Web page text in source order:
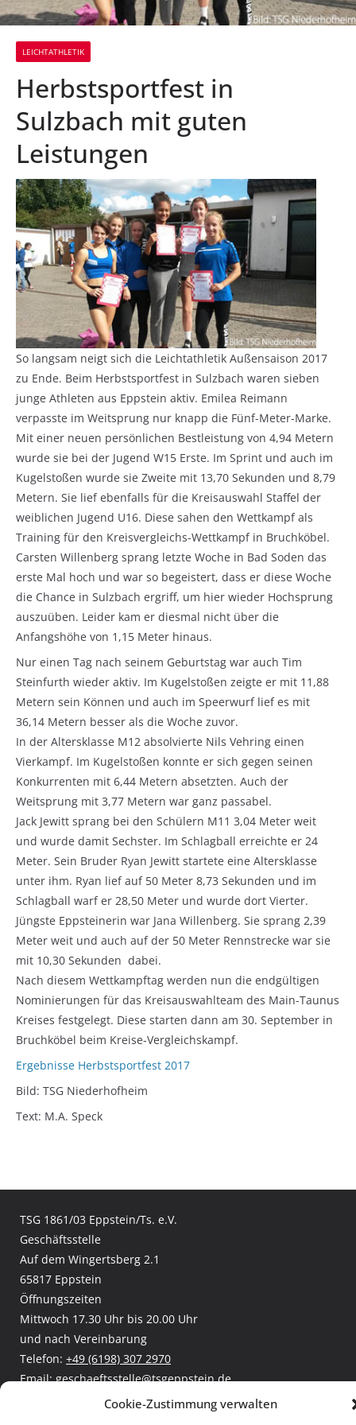
Cookie-Zustimmung verwalten
LEICHTATHLETIK
Herbstsportfest in
Sulzbach mit guten
Leistungen
So langsam neigt sich die Leichtathletik Außensaison 2017
zu Ende. Beim Herbstsportfest in Sulzbach waren sieben
junge Athleten aus Eppstein aktiv. Emilea Reimann
verpasste im Weitsprung nur knapp die Fünf-Meter-Marke.
Mit einer neuen persönlichen Bestleistung von 4,94 Metern
wurde sie bei der Jugend W15 Erste. Im Sprint und auch im
Kugelstoßen wurde sie Zweite mit 13,70 Sekunden und 8,79
Metern. Sie lief ebenfalls für die Kreisauswahl Staffel der
weiblichen Jugend U16. Diese sahen den Wettkampf als
Training für den Kreisvergleichs-Wettkampf in Bruchköbel.
Carsten Willenberg sprang letzte Woche in Bad Soden das
erste Mal hoch und war so begeistert, dass er diese Woche
die Chance in Sulzbach ergriff, um hier wieder Hochsprung
auszuüben. Leider kam er diesmal nicht über die
Anfangshöhe von 1,15 Meter hinaus.
Nur einen Tag nach seinem Geburtstag war auch Tim
Steinfurth wieder aktiv. Im Kugelstoßen zeigte er mit 11,88
Metern sein Können und auch im Speerwurf lief es mit
36,14 Metern besser als die Woche zuvor.
In der Altersklasse M12 absolvierte Nils Vehring einen
Vierkampf. Im Kugelstoßen konnte er sich gegen seinen
Konkurrenten mit 6,44 Metern absetzten. Auch der
Weitsprung mit 3,77 Metern war ganz passabel.
Jack Jewitt sprang bei den Schülern M11 3,04 Meter weit
und wurde damit Sechster. Im Schlagball erreichte er 24
Meter. Sein Bruder Ryan Jewitt startete eine Altersklasse
unter ihm. Ryan lief auf 50 Meter 8,73 Sekunden und im
Schlagball warf er 28,50 Meter und wurde dort Vierter.
Jüngste Eppsteinerin war Jana Willenberg. Sie sprang 2,39
Meter weit und auch auf der 50 Meter Rennstrecke war sie
mit 10,30 Sekunden dabei.
Nach diesem Wettkampftag werden nun die endgültigen
Nominierungen für das Kreisauswahlteam des Main-Taunus
Kreises festgelegt. Diese starten dann am 30. September in
Bruchköbel beim Kreise-Vergleichskampf.
Ergebnisse Herbstsportfest 2017
Bild: TSG Niederhofheim
Text: M.A. Speck
TSG 1861/03 Eppstein/Ts. e.V.
Geschäftsstelle
Auf dem Wingertsberg 2.1
65817 Eppstein
Öffnungszeiten
Mittwoch 17.30 Uhr bis 20.00 Uhr
und nach Vereinbarung
Telefon: +49 (6198) 307 2970
Email:geschaeftsstelle@tsgeppstein.de
TSG Eppstein